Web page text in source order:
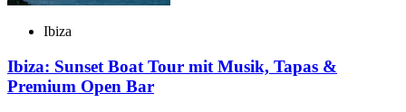
Ibiza
Ibiza: Sunset Boat Tour mit Musik, Tapas &
Premium Open Bar